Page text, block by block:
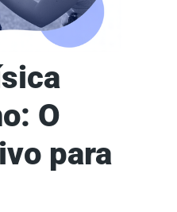
O
para